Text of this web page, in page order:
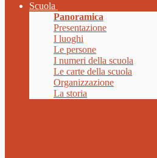
Scuola
Panoramica
Presentazione
I luoghi
Le persone
I numeri della scuola
Le carte della scuola
Organizzazione
La storia